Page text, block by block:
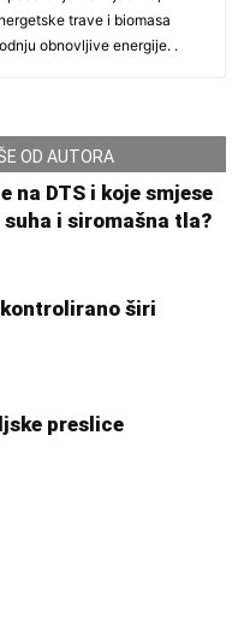
trave i biomasa
obnovljive energije. .
OD AUTORA
na DTS i koje smjese
i siromašna tla?
širi
preslice